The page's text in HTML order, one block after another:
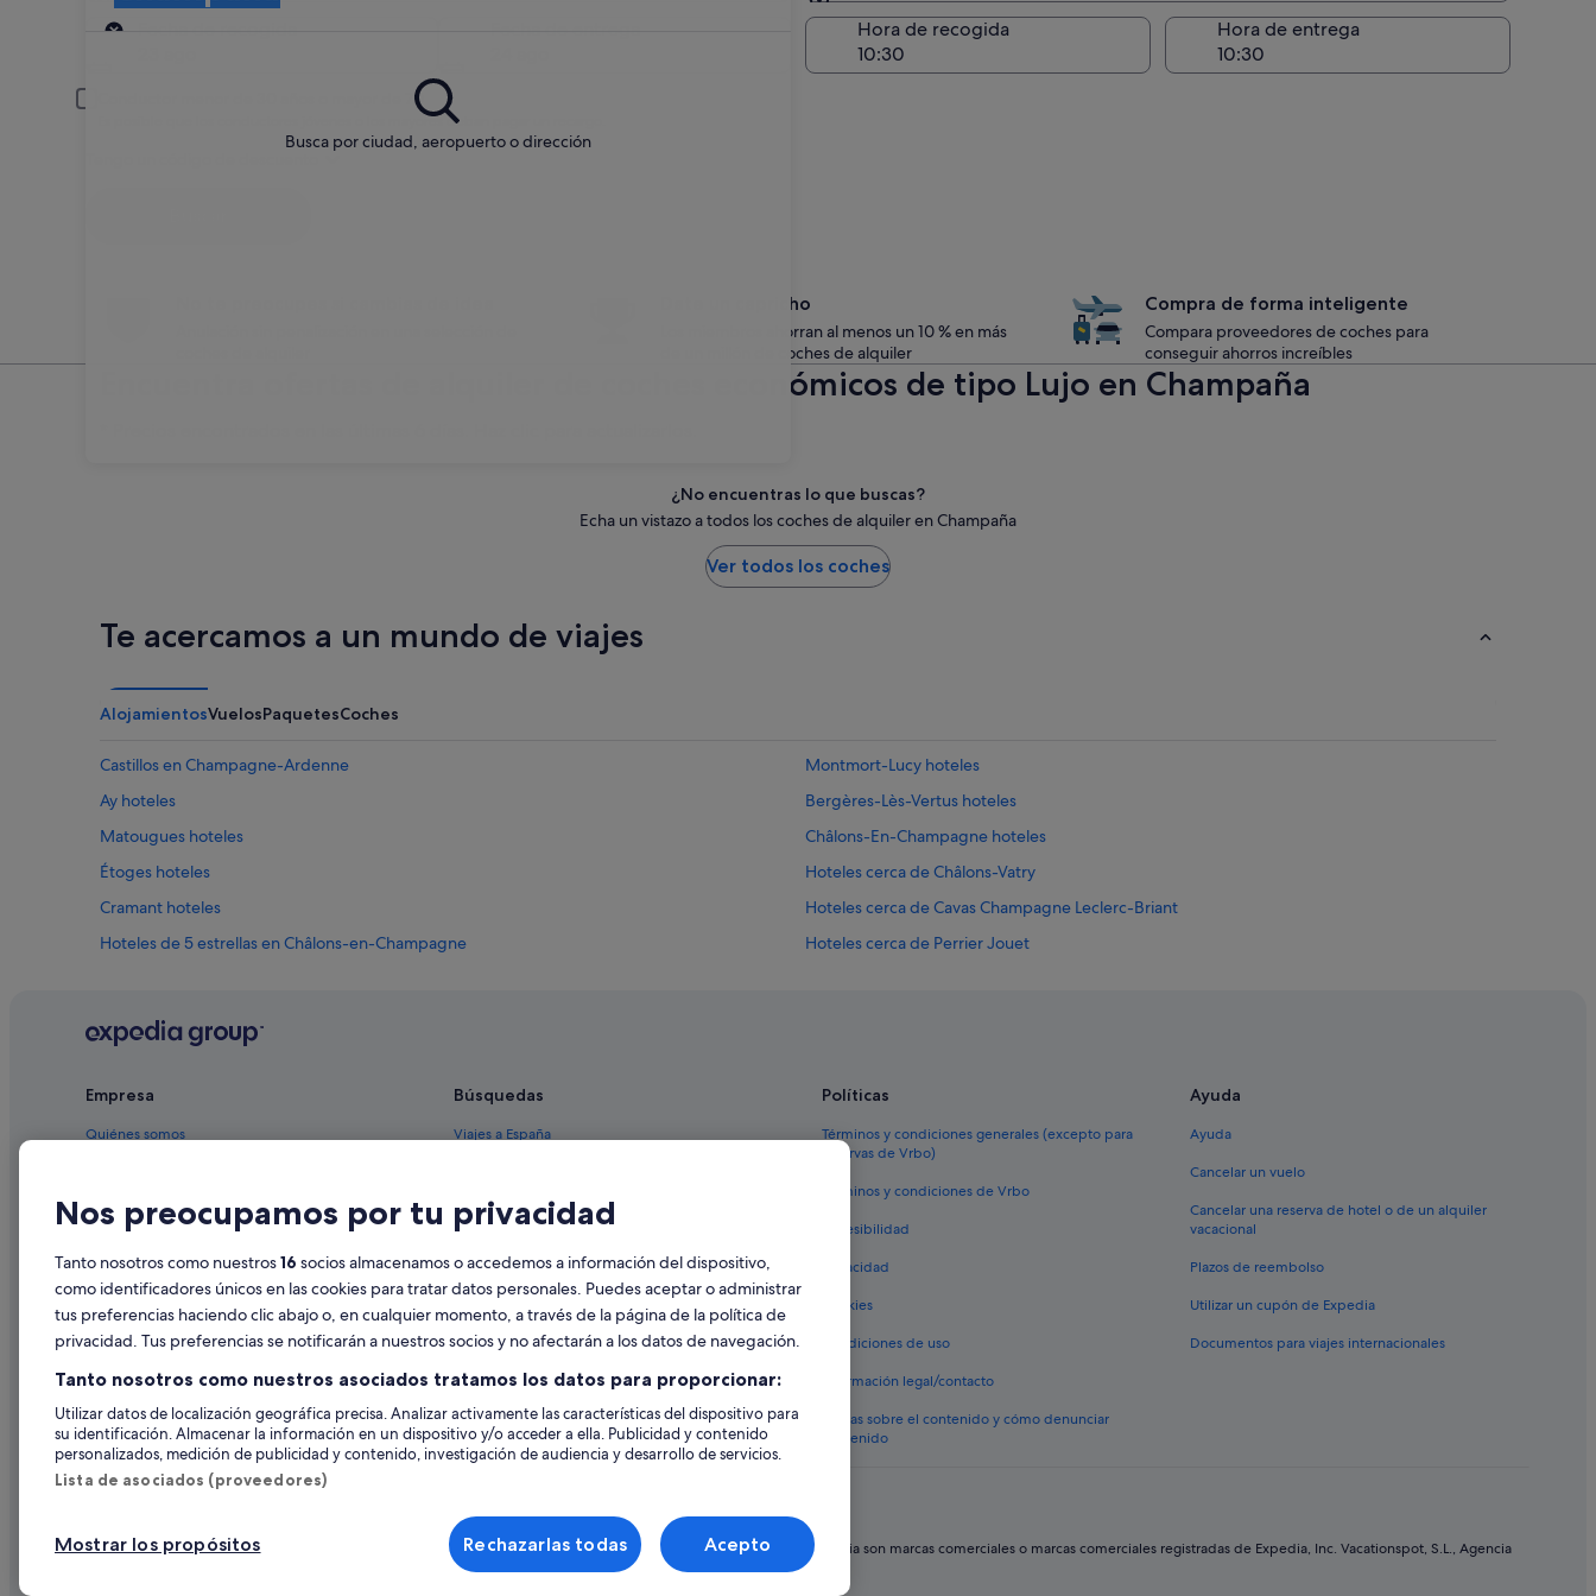
Busca por ciudad, aeropuerto o dirección
Recogida
Entrega en el lugar de recogida
Hora de recogida Hora de entrega
Conductor menor de 30 años o mayor de 70
Es posible que los conductores jóvenes o los mayores deban pagar un recargo.
Date un capricho
Los miembros ahorran al menos un 10 % en más
de un millón de coches de alquiler
Compra de forma inteligente
Compara proveedores de coches para
conseguir ahorros increíbles
Encuentra ofertas de alquiler de coches económicos de tipo Lujo en Champaña
¿No encuentras lo que buscas?
Echa un vistazo a todos los coches de alquiler en Champaña
Ver todos los coches
Te acercamos a un mundo de viajes
AlojamientosVuelosPaquetesCoches
Castillos en Champagne-Ardenne
Montmort-Lucy hoteles
Ay hoteles
Bergères-Lès-Vertus hoteles
Matougues hoteles
Châlons-En-Champagne hoteles
Étoges hoteles
Hoteles cerca de Châlons-Vatry
Cramant hoteles
Hoteles cerca de Cavas Champagne Leclerc-Briant
Hoteles de 5 estrellas en Châlons-en-Champagne
Hoteles cerca de Perrier Jouet
Hoteles cerca de Champagne Château de Boursault
Hoteles cerca de Champagne Georges Cartier
Sézanne hoteles
Épernay hoteles
Chouilly hoteles
Empresa
Quiénes somos
Anuncia tu alojamiento
Prensa
Búsquedas
Viajes a España
Alquileres vacacionales España
Vuelos baratos en España
Alquiler de coches en España
Políticas
Términos y condiciones generales (excepto para
reservas de Vrbo)
Términos y condiciones de Vrbo
Accesibilidad
Privacidad
Cookies
Condiciones de uso
Información legal/contacto
Pautas sobre el contenido y cómo denunciar
contenido
Ayuda
Ayuda
Cancelar un vuelo
Cancelar una reserva de hotel o de un alquiler
vacacional
Plazos de reembolso
Utilizar un cupón de Expedia
Documentos para viajes internacionales
© 2026 Expedia, Inc., una empresa de Expedia Group. Todos los derechos reservados. Expedia y el logotipo de Expedia son marcas comerciales o marcas comerciales registradas de Expedia, Inc. Vacationspot, S.L., Agencia
Nos preocupamos por tu privacidad
Tanto nosotros como nuestros16 socios almacenamos o accedemos a información del dispositivo,
como identificadores únicos en las cookies para tratar datos personales. Puedes aceptar o administrar
tus preferencias haciendo clic abajo o, en cualquier momento, a través de la página de la política de
privacidad. Tus preferencias se notificarán a nuestros socios y no afectarán a los datos de navegación.
Tanto nosotros como nuestros asociados tratamos los datos para proporcionar:
Utilizar datos de localización geográfica precisa. Analizar activamente las características del dispositivo para
su identificación. Almacenar la información en un dispositivo y/o acceder a ella. Publicidad y contenido
personalizados, medición de publicidad y contenido, investigación de audiencia y desarrollo de servicios.
Lista de asociados (proveedores)
Mostrar los propósitos Rechazarlas todas Acepto